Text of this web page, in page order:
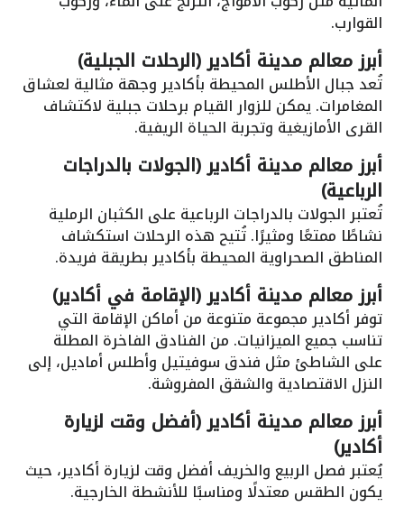
القوارب.
أبرز معالم مدينة أكادير (الرحلات الجبلية)
تُعد جبال الأطلس المحيطة بأكادير وجهة مثالية لعشاق
المغامرات. يمكن للزوار القيام برحلات جبلية لاكتشاف
القرى الأمازيغية وتجربة الحياة الريفية.
أبرز معالم مدينة أكادير (الجولات بالدراجات
الرباعية)
تُعتبر الجولات بالدراجات الرباعية على الكثبان الرملية
نشاطًا ممتعًا ومثيرًا. تُتيح هذه الرحلات استكشاف
المناطق الصحراوية المحيطة بأكادير بطريقة فريدة.
أبرز معالم مدينة أكادير (الإقامة في أكادير)
توفر أكادير مجموعة متنوعة من أماكن الإقامة التي
تناسب جميع الميزانيات. من الفنادق الفاخرة المطلة
على الشاطئ مثل فندق سوفيتيل وأطلس أماديل، إلى
النزل الاقتصادية والشقق المفروشة.
أبرز معالم مدينة أكادير (أفضل وقت لزيارة
أكادير)
يُعتبر فصل الربيع والخريف أفضل وقت لزيارة أكادير، حيث
يكون الطقس معتدلًا ومناسبًا للأنشطة الخارجية.